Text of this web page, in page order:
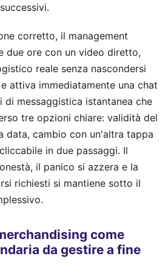
corretto, il management
due ore con un video diretto,
reale senza nascondersi
attiva immediatamente una chat
di messaggistica istantanea che
tre opzioni chiare: validità del
data, cambio con un'altra tappa
in due passaggi. Il
il panico si azzera e la
richiesti si mantiene sotto il
come
da gestire a fine